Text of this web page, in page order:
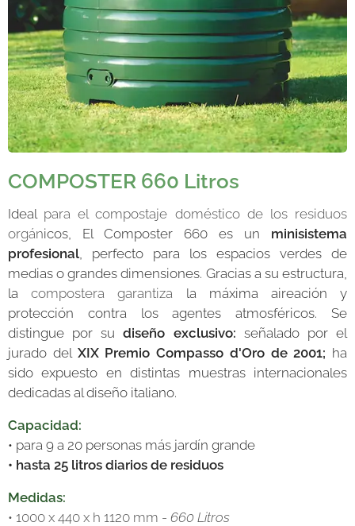
COMPOSTER 660 Litros
Ideal para el compostaje doméstico de los residuos
orgánicos, El Composter 660 es un minisistema
profesional , perfecto para los espacios verdes de
medias o grandes dimensiones. Gracias a su estructura,
lacompostera garantiza la máxima aireación y
protección contra los agentes atmosféricos. Se
distingue por sudiseño exclusivo: señalado por el
jurado del XIX Premio Compasso d'Oro de 2001; ha
sido expuesto en distintas muestras internacionales
dedicadas al diseño italiano.
Capacidad:
• para 9 a 20 personas más jardín grande
• hasta 25 litros diarios de residuos
Medidas:
• 1000 x 440 x h 1120 mm - 660 Litros